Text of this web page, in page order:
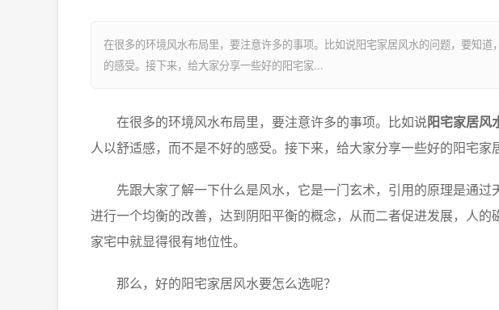
在很多的环境风水布局里，要注意许多的事项。比如说阳宅家居风水的问题，要知
的感受。接下来，给大家分享一些好的阳宅家...
在很多的环境风水布局里，要注意许多的事项。比如说阳宅家居风
人以舒适感，而不是不好的感受。接下来，给大家分享一些好的阳宅家
先跟大家了解一下什么是风水，它是一门玄术，引用的原理是通过
进行一个均衡的改善，达到阴阳平衡的概念，从而二者促进发展，人
家宅中就显得很有地位性。
那么，好的阳宅家居风水要怎么选呢？